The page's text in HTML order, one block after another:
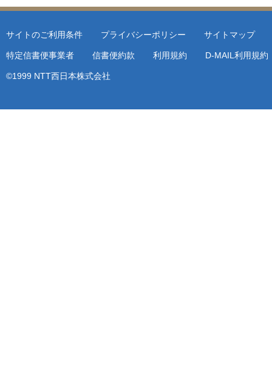
サイトのご利用条件 プライバシーポリシー サイトマップ
特定信書便事業者 信書便約款 利用規約 D-MAIL利用規約
©1999 NTT西日本株式会社